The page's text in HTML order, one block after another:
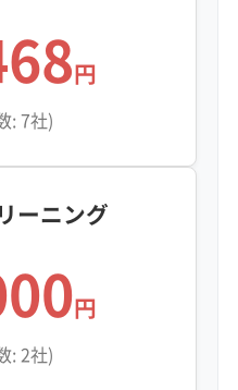
円
: 7社)
ーニング
円
: 2社)